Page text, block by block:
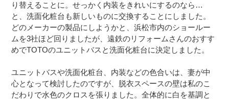
り替えることに。せっかく内装をきれいにするのなら…
と、洗面化粧台も新しいものに交換することにしました。
どのメーカーの製品にしようかと、浜松市内のショールー
ムを3社ほど回りましたが、遠鉄のリフォームさんのおすす
めでTOTOのユニットバスと洗面化粧台に決定しました。
ユニットバスや洗面化粧台、内装などの色合いは、妻が中
心となって検討したのですが、脱衣スペースの壁は私のこ
だわりで水色のクロスを張りました。全体的に白を基調と